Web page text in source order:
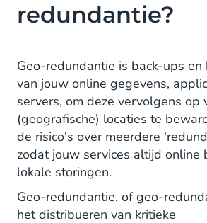
Load sharing
Wat zijn geo-redundantie
Actief-Passief: Eenvoudig
Gedeeltelijk actief: Waarde
compromissen
Actief-Actief: Volledig
sterke business case
redundantie?
Geo-redundantie is back-ups en
van jouw online gegevens,
servers, om deze vervolgens op
(geografische) locaties te
de risico's over meerdere
zodat jouw services altijd online
lokale storingen.
Geo-redundantie, of geo-
het distribueren van kritieke